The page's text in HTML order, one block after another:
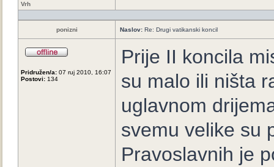
Vrh
ponizni Naslov: Re: Drugi vatikanski koncil
Pridružen/a: 07 ruj 2010, 16:07
Postovi: 134
Prije II koncila
su malo ili ništa
uglavnom
svemu velike su
Pravoslavnih je